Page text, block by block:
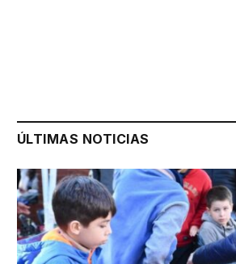
ÚLTIMAS NOTICIAS